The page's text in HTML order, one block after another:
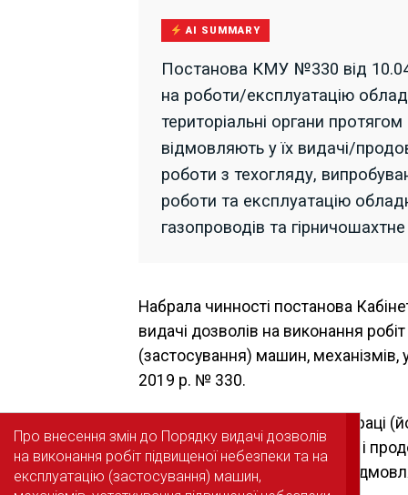
AI SUMMARY
Постанова КМУ №330 від
на роботи/експлуатацію
територіальні органи
відмовляють у їх видачі/
роботи з техогляду,
роботи та експлуатацію
газопроводів та
Набрала чинності постанова
видачі дозволів на виконання
(застосування) машин, механізмів,
2019 р. № 330.
За уточненням у п. 10 Держпраці
не лише видаватиме, а також і
підвищеної небезпеки, або
Про внесення змін до Порядку видачі дозволів
на виконання робіт підвищеної небезпеки та на
експлуатацію (застосування) машин,
Про внесення змін до Порядку видачі дозволів
на виконання робіт підвищеної небезпеки та на
експлуатацію (застосування) машин,